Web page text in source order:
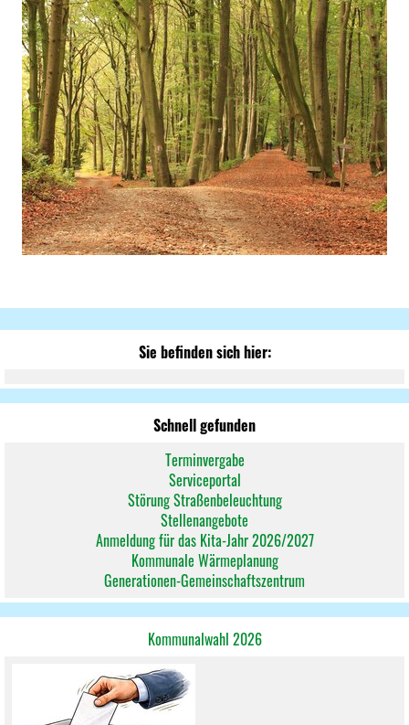
Sie befinden sich hier:
Schnell gefunden
Terminvergabe
Serviceportal
Störung Straßenbeleuchtung
Stellenangebote
Anmeldung für das Kita-Jahr 2026/2027
Kommunale Wärmeplanung
Generationen-Gemeinschaftszentrum
Kommunalwahl 2026